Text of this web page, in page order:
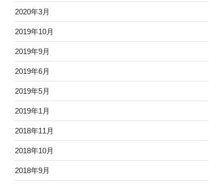
2020年3月
2019年10月
2019年9月
2019年6月
2019年5月
2019年1月
2018年11月
2018年10月
2018年9月